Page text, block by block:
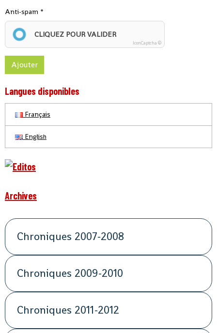
Anti-spam
CLIQUEZ POUR VALIDER
IconCaptcha ©
Ajouter
Langues disponibles
Français
English
Archives
Chroniques 2007-2008
Chroniques 2009-2010
Chroniques 2011-2012